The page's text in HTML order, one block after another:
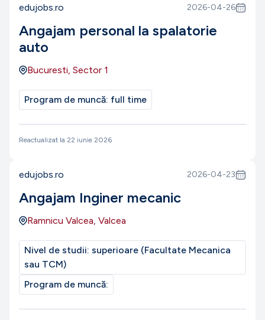
edujobs.ro 2026-04-26
Angajam personal la spalatorie
auto
Bucuresti, Sector 1
Program de muncă: full time
Reactualizat la 22 iunie 2026
edujobs.ro 2026-04-23
Angajam Inginer mecanic
Ramnicu Valcea, Valcea
Nivel de studii: superioare (Facultate Mecanica
sau TCM)
Program de muncă: